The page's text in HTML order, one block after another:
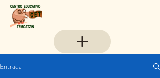
Entrada